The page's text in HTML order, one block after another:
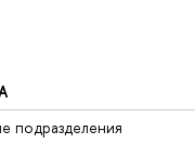
подразделения